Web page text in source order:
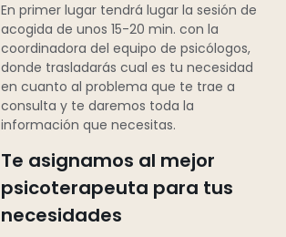
En primer lugar tendrá lugar la sesión de
acogida de unos 15-20 min. con la
coordinadora del equipo de psicólogos,
donde trasladarás cual es tu necesidad
en cuanto al problema que te trae a
consulta y te daremos toda la
información que necesitas.
Te asignamos al mejor
psicoterapeuta para tus
necesidades